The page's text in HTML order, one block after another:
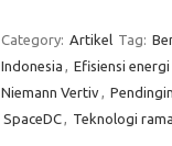
Category: Artikel Tag:
Indonesia , Efisiensi
Niemann Vertiv,
SpaceDC, Teknologi